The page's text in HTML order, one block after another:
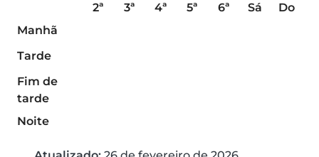
2ª 3ª 4ª 5ª 6ª Sá
Do
Manhã
Tarde
Fim de
tarde
Noite